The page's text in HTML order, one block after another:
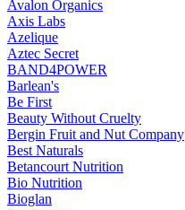
Avalon Organics
Axis Labs
Azelique
Aztec Secret
BAND4POWER
Barlean's
Be First
Beauty Without Cruelty
Bergin Fruit and Nut Company
Best Naturals
Betancourt Nutrition
Bio Nutrition
Bioglan